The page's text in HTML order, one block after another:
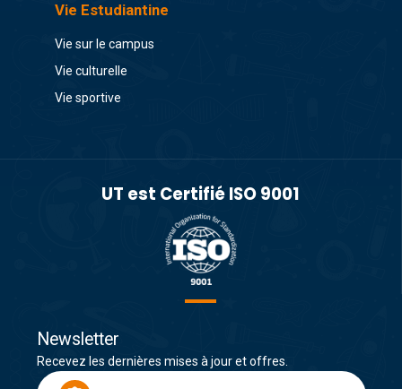
Vie Estudiantine
Vie sur le campus
Vie culturelle
Vie sportive
UT est Certifié ISO 9001
Newsletter
Recevez les dernières mises à jour et offres.